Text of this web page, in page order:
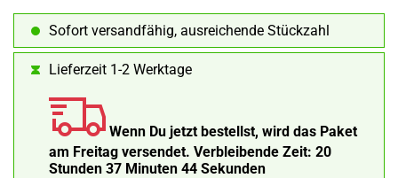
Sofort versandfähig, ausreichende Stückzahl
Lieferzeit 1-2 Werktage
Wenn Du jetzt bestellst, wird das Paket
am Freitag versendet. Verbleibende Zeit: 20
Stunden 37 Minuten 43 Sekunden